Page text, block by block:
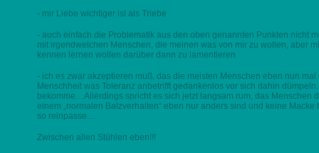
- mir Liebe wichtiger ist als Triebe
- auch einfach die Problematik aus den oben genannten Punkten nicht
mit irgendwelchen Menschen, die meinen was von mir zu wollen, aber
kennen lernen wollen darüber dann zu lamentieren
- ich es zwar akzeptieren muß, das die meisten Menschen eben nun
Menschheit was Toleranz anbetrifft gedankenlos vor sich dahin
bekomme…Allerdings spricht es sich jetzt langsam rum, das Menschen
einem „normalen Balzverhalten“ eben nur anders sind und keine
so reinpasse…
Zwischen allen Stühlen eben!!!